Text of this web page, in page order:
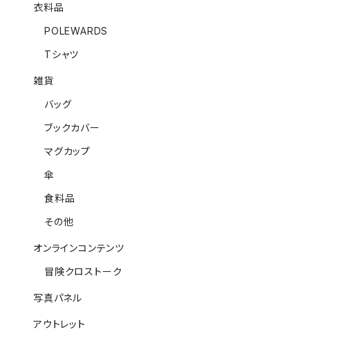
衣料品
POLEWARDS
Tシャツ
雑貨
バッグ
ブックカバー
マグカップ
傘
食料品
その他
オンラインコンテンツ
冒険クロストーク
写真パネル
アウトレット